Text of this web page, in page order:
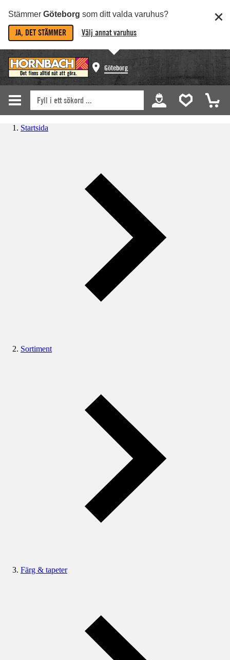
Stämmer Göteborg som ditt valda varuhus?
JA, DET STÄMMER Välj annat varuhus
Göteborg
Startsida
Sortiment
Färg & tapeter